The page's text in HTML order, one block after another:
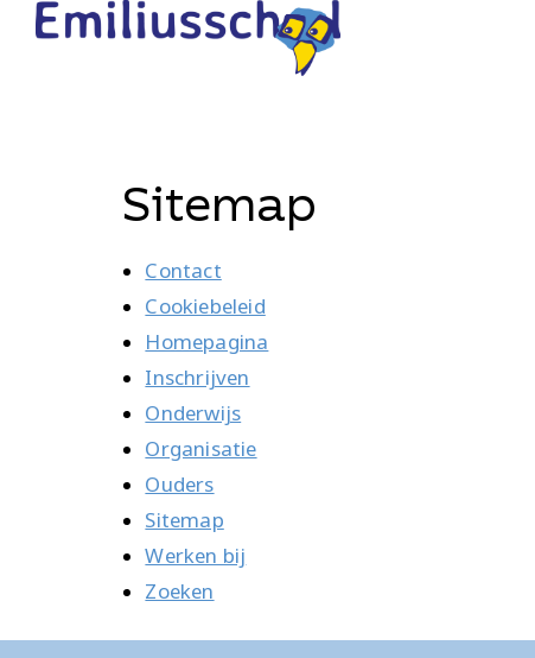
Sitemap
Contact
Cookiebeleid
Homepagina
Inschrijven
Onderwijs
Organisatie
Ouders
Sitemap
Werken bij
Zoeken